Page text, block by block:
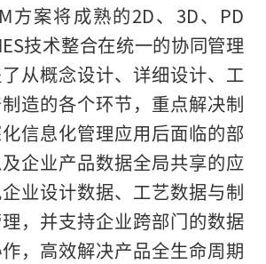
方案将成熟的2D、3D、PD
技术整合在统一的协同管理
从概念设计、详细设计、工
造的各个环节，重点解决制
信息化管理应用后面临的部
企业产品数据全局共享的应
业设计数据、工艺数据与制
，并支持企业跨部门的数据
，高效解决产品全生命周期